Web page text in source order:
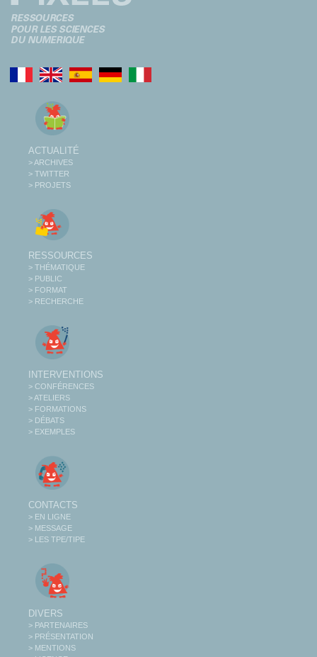
ACTUALITÉ
> ARCHIVES
> TWITTER
> PROJETS
RESSOURCES
> THÉMATIQUE
> PUBLIC
> FORMAT
> RECHERCHE
INTERVENTIONS
> CONFÉRENCES
> ATELIERS
> FORMATIONS
> DÉBATS
> EXEMPLES
CONTACTS
> EN LIGNE
> MESSAGE
> LES TPE/TIPE
DIVERS
> PARTENAIRES
> PRÉSENTATION
> MENTIONS